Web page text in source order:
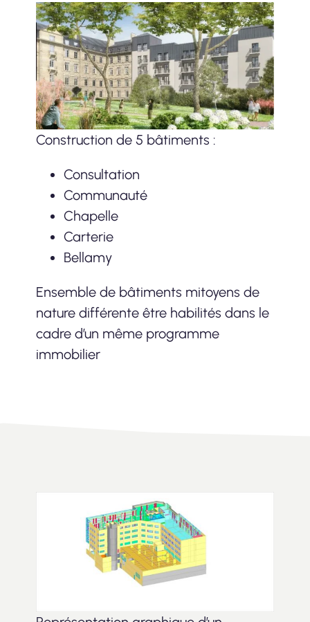
Construction de 5 bâtiments :
Consultation
Communauté
Chapelle
Carterie
Bellamy
Ensemble de bâtiments mitoyens de
nature différente être habilités dans le
cadre d’un même programme
immobilier